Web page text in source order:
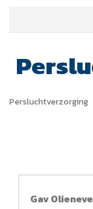
Persluchtverzorging
Gav